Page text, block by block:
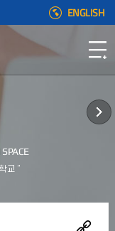
ENGLISH